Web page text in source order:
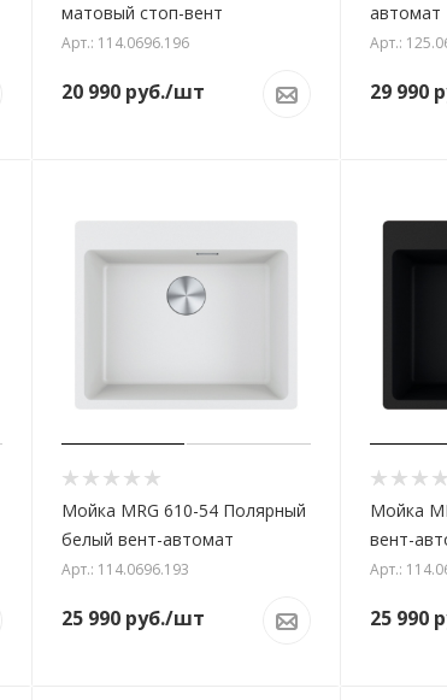
матовый стоп-вент
Арт.: 114.0696.196
20 990руб./шт
автомат
Арт.:
29 990
Мойка MRG 610-54 Полярный
белый вент-автомат
Арт.: 114.0696.193
25 990руб./шт
Мойка
вент-
Арт.:
25 990